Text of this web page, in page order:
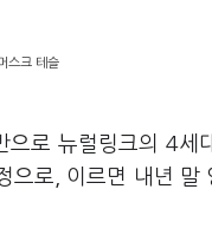
스크 테슬
으로 뉴럴링크의 4세
으로, 이르면 내년 말